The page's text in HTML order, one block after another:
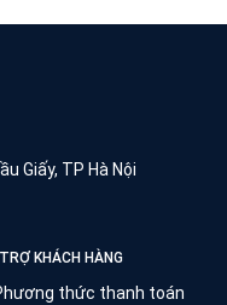
Giấy, TP Hà Nội
KHÁCH HÀNG
thức thanh toán